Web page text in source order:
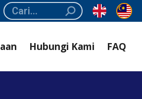
Search:
Hubungi Kami FAQ